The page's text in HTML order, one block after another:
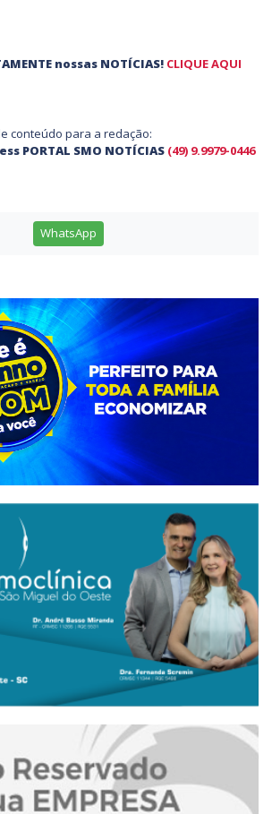
nossas NOTÍCIAS! CLIQUE AQUI
conteúdo para a redação:
PORTAL SMO NOTÍCIAS (49) 9.9979-0446
WhatsApp